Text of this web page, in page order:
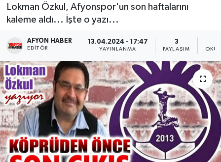
Lokman Özkul, Afyonspor'un son haftalarını
kaleme aldı... İşte o yazı...
AFYON HABER
EDITÖR
13.04.2024 - 17:47
YAYINLANMA
3
PAYLAŞIM
Sivil Toplum
Etkinlikler